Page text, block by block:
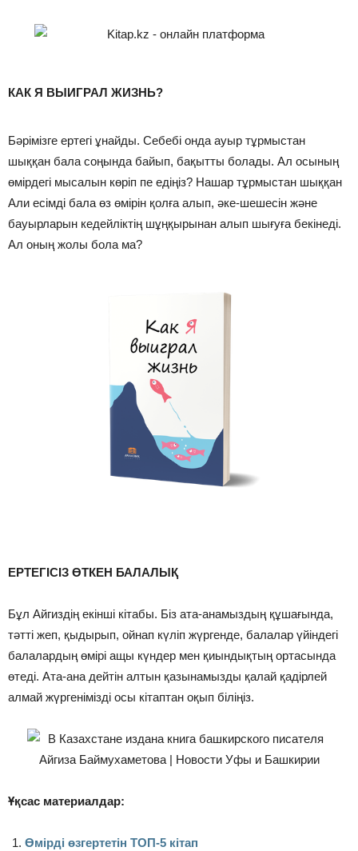
КАК Я ВЫИГРАЛ ЖИЗНЬ?
Бәрімізге ертегі ұнайды. Себебі онда ауыр тұрмыстан
шыққан бала соңында байып, бақытты болады. Ал осының
өмірдегі мысалын көріп пе едіңіз? Нашар тұрмыстан шыққан
Али есімді бала өз өмірін қолға алып, әке-шешесін және
бауырларын кедейліктің шұңқырынан алып шығуға бекінеді.
Ал оның жолы бола ма?
ЕРТЕГІСІЗ ӨТКЕН БАЛАЛЫҚ
Бұл Айгиздің екінші кітабы. Біз ата-анамыздың құшағында,
тәтті жеп, қыдырып, ойнап күліп жүргенде, балалар үйіндегі
балалардың өмірі ащы күндер мен қиындықтың ортасында
өтеді. Ата-ана дейтін алтын қазынамызды қалай қадірлей
алмай жүргенімізді осы кітаптан оқып біліңіз.
Ұқсас материалдар:
Өмірді өзгертетін ТОП-5 кітап